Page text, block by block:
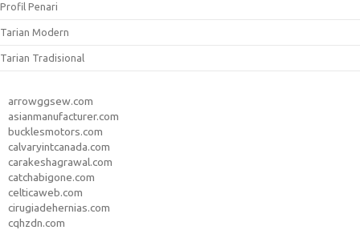
Profil Penari
Tarian Modern
Tarian Tradisional
arrowggsew.com
asianmanufacturer.com
bucklesmotors.com
calvaryintcanada.com
carakeshagrawal.com
catchabigone.com
celticaweb.com
cirugiadehernias.com
cqhzdn.com